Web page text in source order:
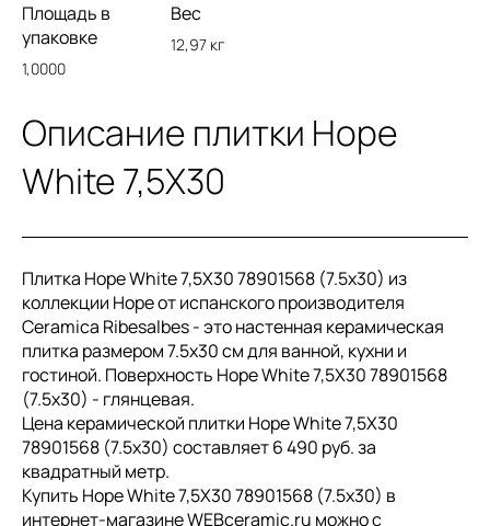
Площадь в
упаковке
1,0000
Вес
12,97 кг
Описание плитки Hope
White 7,5X30
Плитка Hope White 7,5X30 78901568 (7.5x30) из
коллекции Hope от испанского производителя
Ceramica Ribesalbes - это настенная керамическая
плитка размером 7.5x30 см для ванной, кухни и
гостиной. Поверхность Hope White 7,5X30 78901568
(7.5x30) - глянцевая.
Цена керамической плитки Hope White 7,5X30
78901568 (7.5x30) составляет 6 490 руб. за
квадратный метр.
Купить Hope White 7,5X30 78901568 (7.5x30) в
интернет-магазине WEBceramic.ru можно с